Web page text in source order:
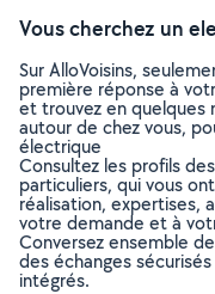
Vous cherchez un
Sur AlloVoisins,
première réponse à
et trouvez en quelques
autour de chez vous,
électrique
Consultez les profils
particuliers, qui vous
réalisation, expertises,
votre demande et à
Conversez ensemble
des échanges
intégrés.